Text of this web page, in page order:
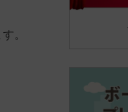
。